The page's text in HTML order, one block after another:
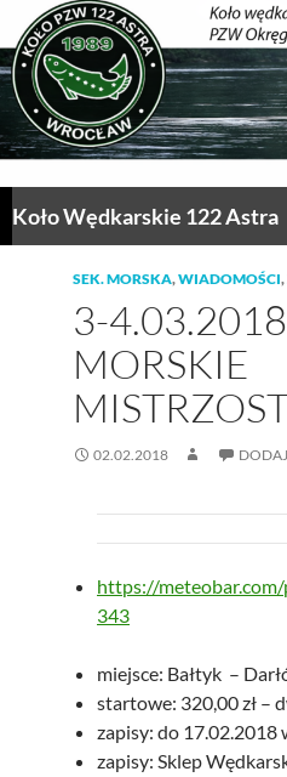
Przejdź
do
treści
Koło Wędkarskie 122 Astra
SEK. MORSKA,WIADOMOŚCI,
3-
MORSKIE
02.02.2018
https://
343
miejsce: Bałtyk –
startowe: 320,00 zł –
zapisy: do 17.02.2018
zapisy: Sklep